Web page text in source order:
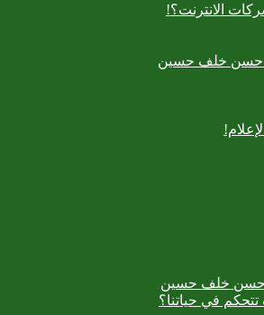
الانترنت؟!
حسن خلف حسين
حسن خلف حسين
في حياتنا؟